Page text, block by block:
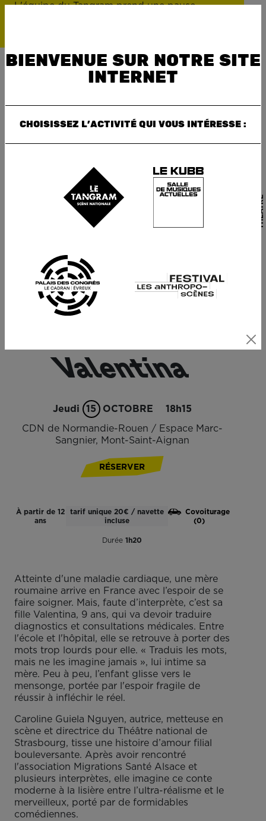
L'équipe du Tangram prend une pause
STRASBOURG
THÉÂTRE
Valentina
Jeudi 15 OCTOBRE
18h15
CDN de Normandie-Rouen / Espace Marc-
Sangnier, Mont-Saint-Aignan
RÉSERVER
À partir de 12
ans
tarif unique 20€ / navette
incluse
Covoiturage
(0)
Durée 1h20
Atteinte d'une maladie cardiaque, une mère
roumaine arrive en France avec l’espoir de se
faire soigner. Mais, faute d’interprète, c’est sa
fille Valentina, 9 ans, qui va devoir traduire
diagnostics et consultations médicales. Entre
l'école et l'hôpital, elle se retrouve à porter des
mots trop lourds pour elle. « Traduis les mots,
mais ne les imagine jamais », lui intime sa
mère. Peu à peu, l’enfant glisse vers le
mensonge, portée par l'espoir fragile de
réussir à infléchir le réel.
Caroline Guiela Nguyen, autrice, metteuse en
scène et directrice du Théâtre national de
Strasbourg, tisse une histoire d’amour filial
bouleversante. Après avoir rencontré
l'association Migrations Santé Alsace et
plusieurs interprètes, elle imagine ce conte
moderne à la lisière entre l’ultra-réalisme et le
merveilleux, porté par de formidables
comédiennes.
BIENVENUE SUR NOTRE SITE
INTERNET
CHOISISSEZ L’ACTIVITÉ QUI VOUS INTÉRESSE :